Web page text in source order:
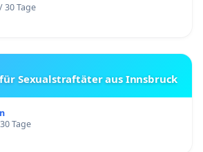
30 Tage
Sexualstraftäter aus Innsbruck
Tage